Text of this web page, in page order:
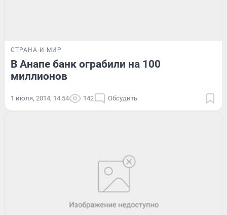
СТРАНА И МИР
В Анапе банк ограбили на 100
миллионов
1 июля, 2014, 14:54 142 Обсудить